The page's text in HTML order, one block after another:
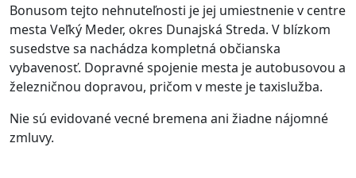
Bonusom tejto nehnuteľnosti je jej umiestnenie v centre
mesta Veľký Meder, okres Dunajská Streda. V blízkom
susedstve sa nachádza kompletná občianska
vybavenosť. Dopravné spojenie mesta je autobusovou a
železničnou dopravou, pričom v meste je taxislužba.
Nie sú evidované vecné bremena ani žiadne nájomné
zmluvy.